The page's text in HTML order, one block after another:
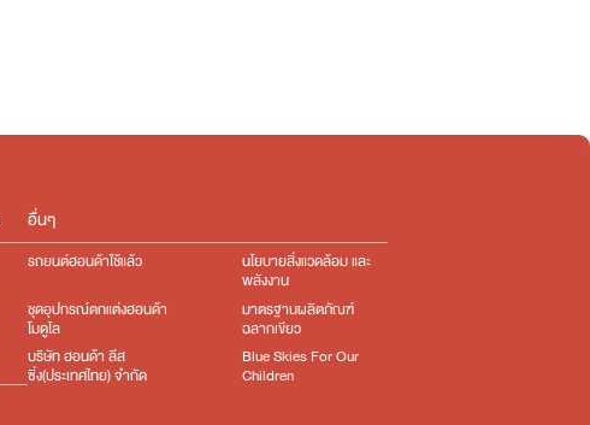
อื่นๆ
รถยนต์ฮอนด้าใช้แล้ว นโยบายสิ่งแวดล้อม และ
พลังงาน
ชุดอุปกรณ์ตกแต่ง​ฮอนด้า
โมดูโล
มาตรฐานผลิตภัณฑ์
ฉลากเขียว
บริษัท ฮอนด้า ลีส
ซิ่ง(ประเทศไทย) จำกัด
Blue Skies For Our
Children